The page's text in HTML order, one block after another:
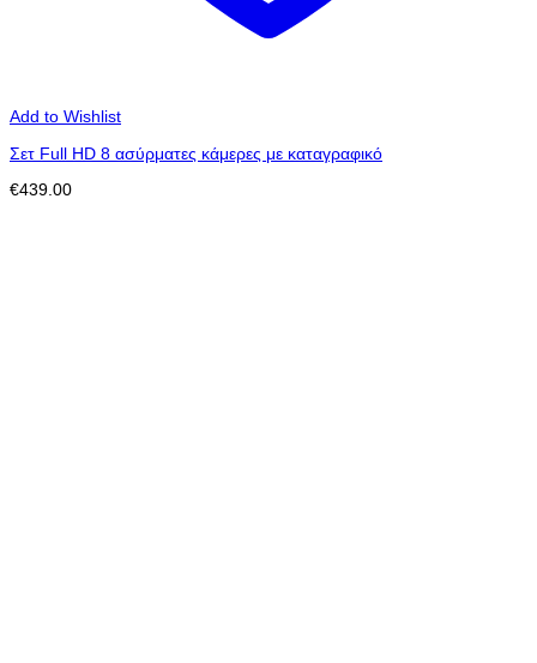
Add to Wishlist
Σετ Full HD 8 ασύρματες κάμερες με καταγραφικό
€439.00